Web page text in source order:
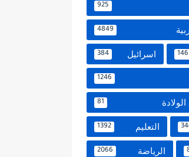
925
4849
146 اسرائيل 384
1246
81
التعليم 1392
الرياضة 2066